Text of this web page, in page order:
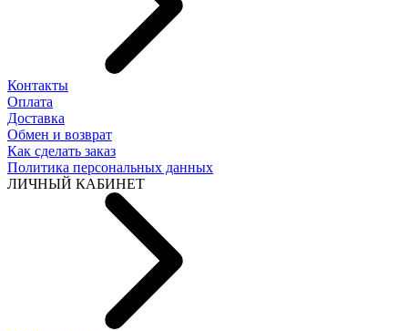
Контакты
Оплата
Доставка
Обмен и возврат
Как сделать заказ
Политика персональных данных
ЛИЧНЫЙ КАБИНЕТ